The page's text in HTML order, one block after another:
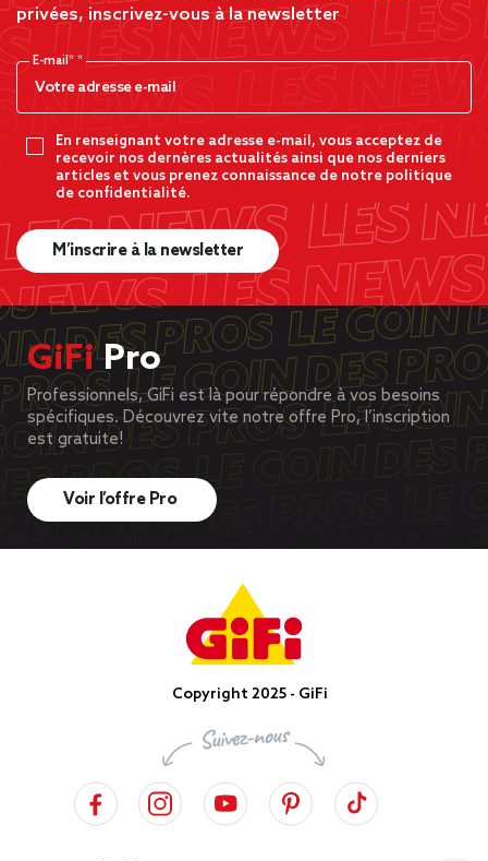
privées, inscrivez-vous à la newsletter
E-mail*
En renseignant votre adresse e-mail, vous acceptez de
recevoir nos dernères actualités ainsi que nos derniers
articles et vous prenez connaissance de notre politique
de confidentialité.
M’inscrire à la newsletter
GiFiPro
Professionnels, GiFi est là pour répondre à vos besoins
spécifiques. Découvrez vite notre offre Pro, l’inscription
est gratuite!
Voir l’offre Pro
Copyright 2025 - GiFi